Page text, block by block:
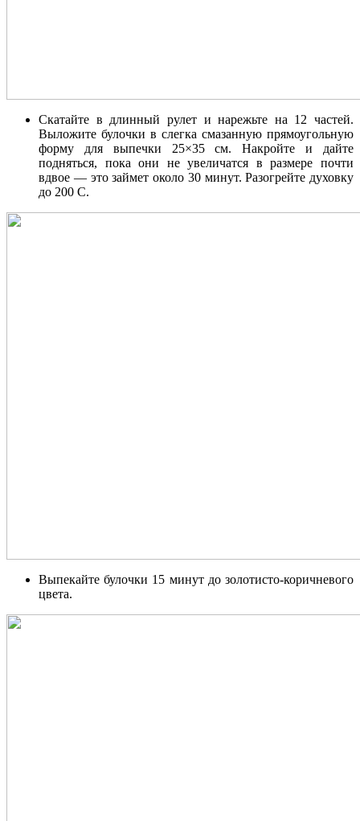
Скатайте в длинный рулет и нарежьте на 12 частей.
Выложите булочки в слегка смазанную прямоугольную
форму для выпечки 25×35 см. Накройте и дайте
подняться, пока они не увеличатся в размере почти
вдвое — это займет около 30 минут. Разогрейте духовку
до 200 С.
Выпекайте булочки 15 минут до золотисто-коричневого
цвета.